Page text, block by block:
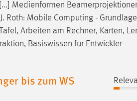
Medienformen
Roth: Mobile Computing -
Arbeiten am Rechner, Karten,
Basiswissen für Entwickler
bis zum WS